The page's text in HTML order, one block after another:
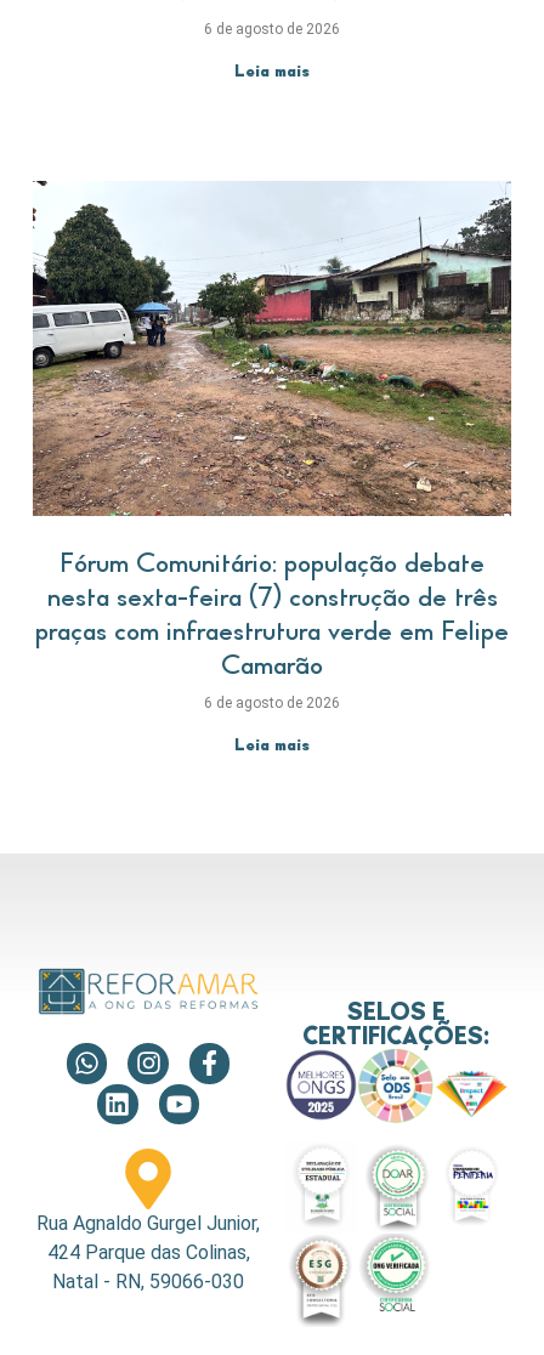
6 de agosto de 2026
Leia mais
Fórum Comunitário: população debate
nesta sexta-feira (7) construção de três
praças com infraestrutura verde em Felipe
Camarão
6 de agosto de 2026
Leia mais
Rua Agnaldo Gurgel Junior,
424 Parque das Colinas,
Natal - RN, 59066-030
SELOS E
CERTIFICAÇÕES: